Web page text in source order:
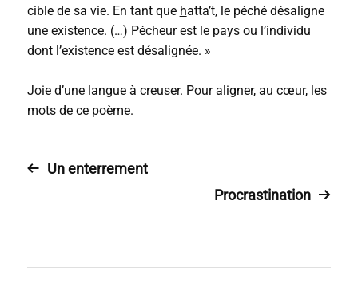
cible de sa vie. En tant que hatta’t, le péché désaligne
une existence. (…) Pécheur est le pays ou l’individu
dont l’existence est désalignée. »
Joie d’une langue à creuser. Pour aligner, au cœur, les
mots de ce poème.
Un enterrement
Procrastination